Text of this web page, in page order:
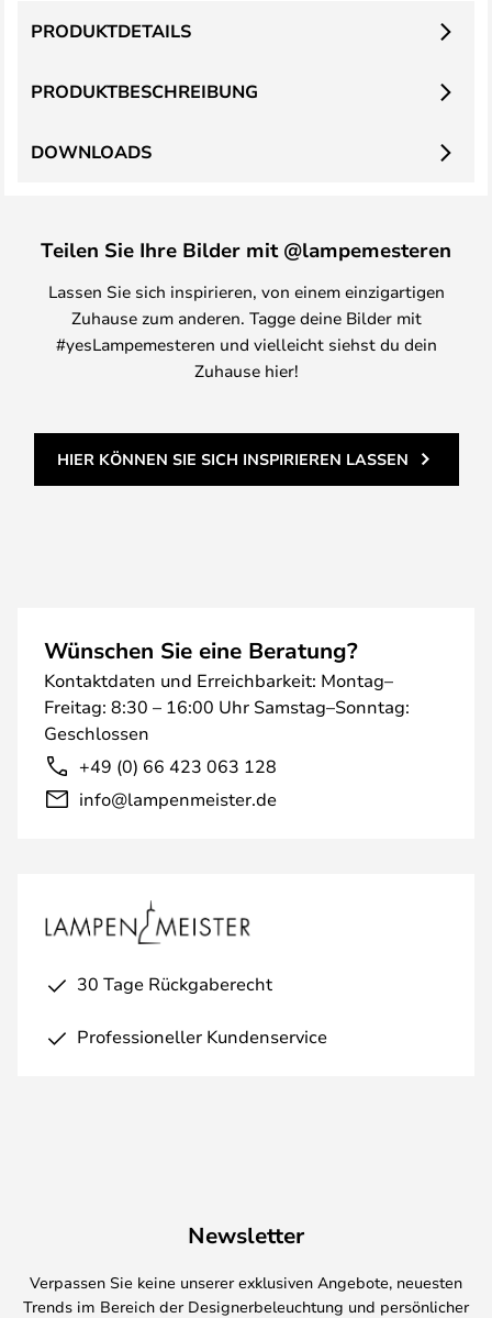
PRODUKTBESCHREIBUNG
PRODUKTDETAILS
DOWNLOADS
Teilen Sie Ihre Bilder mit @lampemesteren
Lassen Sie sich inspirieren, von einem einzigartigen
Zuhause zum anderen. Tagge deine Bilder mit
#yesLampemesteren und vielleicht siehst du dein
Zuhause hier!
HIER KÖNNEN SIE SICH INSPIRIEREN LASSEN
Wünschen Sie eine Beratung?
Kontaktdaten und Erreichbarkeit: Montag–
Freitag: 8:30 – 16:00 Uhr Samstag–Sonntag:
Geschlossen
+49 (0) 66 423 063 128
info@lampenmeister.de
30 Tage Rückgaberecht
Professioneller Kundenservice
Newsletter
Verpassen Sie keine unserer exklusiven Angebote, neuesten
Trends im Bereich der Designerbeleuchtung und persönlicher